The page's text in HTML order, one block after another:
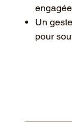
engagée
Un
pour